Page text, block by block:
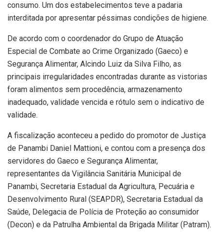
consumo. Um dos estabelecimentos teve a padaria
interditada por apresentar péssimas condições de higiene.
De acordo com o coordenador do Grupo de Atuação
Especial de Combate ao Crime Organizado (Gaeco) e
Segurança Alimentar, Alcindo Luiz da Silva Filho, as
principais irregularidades encontradas durante as vistorias
foram alimentos sem procedência, armazenamento
inadequado, validade vencida e rótulo sem o indicativo de
validade.
A fiscalização aconteceu a pedido do promotor de Justiça
de Panambi Daniel Mattioni, e contou com a presença dos
servidores do Gaeco e Segurança Alimentar,
representantes da Vigilância Sanitária Municipal de
Panambi, Secretaria Estadual da Agricultura, Pecuária e
Desenvolvimento Rural (SEAPDR), Secretaria Estadual da
Saúde, Delegacia de Polícia de Proteção ao consumidor
(Decon) e da Patrulha Ambiental da Brigada Militar (Patram).